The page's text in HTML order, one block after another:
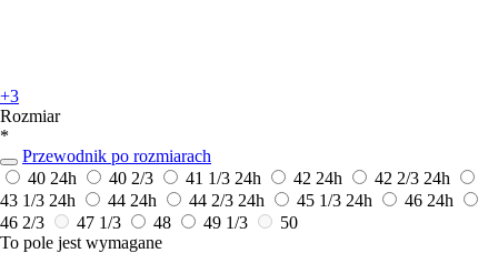
+3
Rozmiar
*
Przewodnik po rozmiarach
40 24h 40 2/3 41 1/3 24h 42 24h 42 2/3 24h
43 1/3 24h 44 24h 44 2/3 24h 45 1/3 24h 46 24h
46 2/3
47 1/3 48 49 1/3
50
To pole jest wymagane